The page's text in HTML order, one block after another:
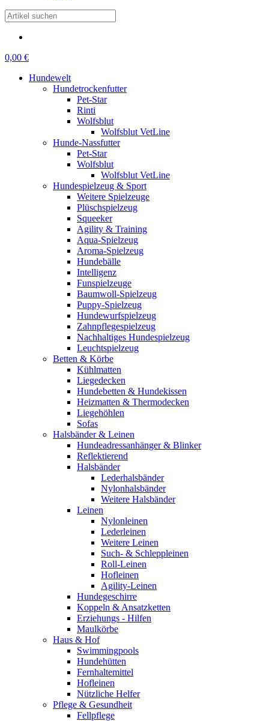
0,00 €
Hundewelt
Hundetrockenfutter
Pet-Star
Rinti
Wolfsblut
Wolfsblut VetLine
Hunde-Nassfutter
Pet-Star
Wolfsblut
Wolfsblut VetLine
Hundespielzeug & Sport
Weitere Spielzeuge
Plüschspielzeug
Squeeker
Agility & Training
Aqua-Spielzeug
Aroma-Spielzeug
Hundebälle
Intelligenz
Funspielzeuge
Baumwoll-Spielzeug
Puppy-Spielzeug
Hundewurfspielzeug
Zahnpflegespielzeug
Nachhaltiges Hundespielzeug
Leuchtspielzeug
Betten & Körbe
Kühlmatten
Liegedecken
Hundebetten & Hundekissen
Heizmatten & Thermodecken
Liegehöhlen
Sofas
Halsbänder & Leinen
Hundeadressanhänger & Blinker
Reflektierend
Halsbänder
Lederhalsbänder
Nylonhalsbänder
Weitere Halsbänder
Leinen
Nylonleinen
Lederleinen
Weitere Leinen
Such- & Schleppleinen
Roll-Leinen
Hofleinen
Agility-Leinen
Hundegeschirre
Koppeln & Ansatzketten
Erziehungs - Hilfen
Maulkörbe
Haus & Hof
Swimmingpools
Hundehütten
Fernhaltemittel
Hofleinen
Nützliche Helfer
Pflege & Gesundheit
Fellpflege